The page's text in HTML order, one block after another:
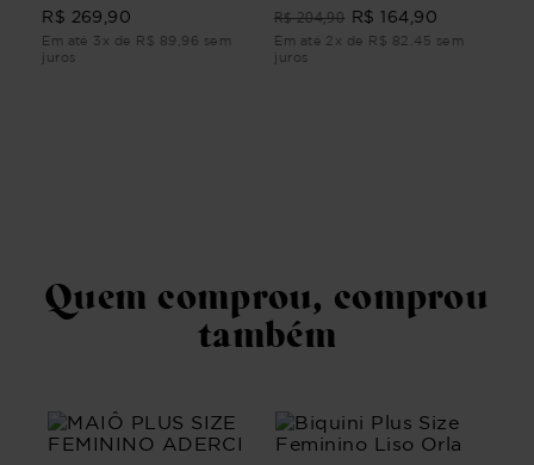
FEMININO RETA JEANS M
R$ 269,90
Em até 3x de R$ 89,96 sem
juros
R$ 204,90 R$ 164,90
Em até 2x de R$ 82,45 sem
juros
Quem comprou, comprou
também